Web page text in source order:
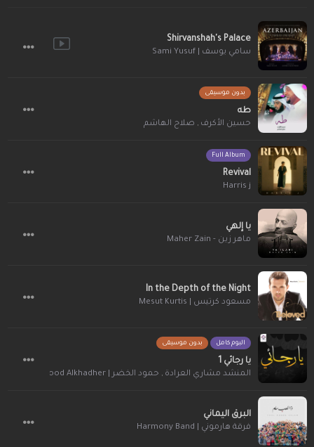
Shirvanshah's Palace
سامي يوسف | Sami Yusuf
بدون موسيقى
طه
حسين الأكرف , صلاح الهاشم
Full Album
Revival
Harris j
يا إلهي
ماهر زين - Maher Zain
In the Depth of the Night
مسعود كرتيس | Mesut Kurtis
البوم كامل بدون موسيقى
يا رجائي 1
المنشد مشاري العرادة , حمود الخضر | Humood Alkhadher
البرق اليماني
فرقة هارموني | Harmony Band